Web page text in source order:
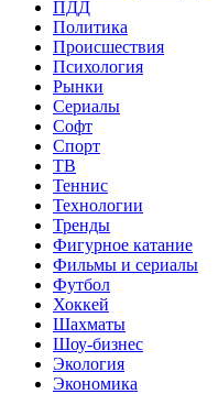
ПДД
Политика
Происшествия
Психология
Рынки
Сериалы
Софт
Спорт
ТВ
Теннис
Технологии
Тренды
Фигурное катание
Фильмы и сериалы
Футбол
Хоккей
Шахматы
Шоу-бизнес
Экология
Экономика